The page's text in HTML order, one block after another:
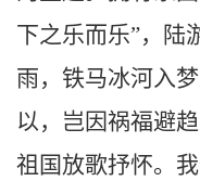
下之乐而乐”，陆
雨，铁马冰河入
以，岂因祸福避
祖国放歌抒怀。